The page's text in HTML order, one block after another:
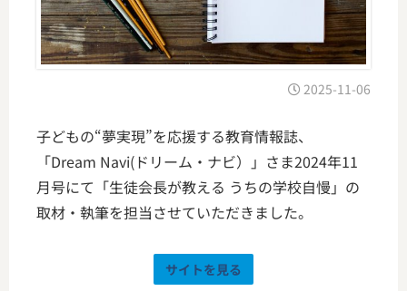
2025-11-06
子どもの“夢実現”を応援する教育情報誌、
「Dream Navi(ドリーム・ナビ）」さま2024年11
月号にて「生徒会長が教える うちの学校自慢」の
取材・執筆を担当させていただきました。
サイトを見る